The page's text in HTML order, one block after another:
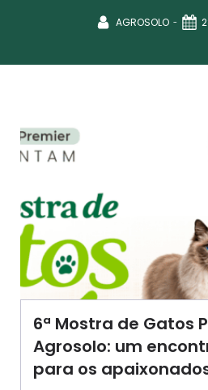
AGROSOLO -
6ª Mostra de Gatos
Agrosolo: um
para os